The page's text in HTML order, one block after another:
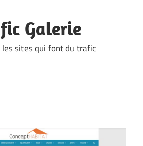
Galerie
les sites qui font du trafic